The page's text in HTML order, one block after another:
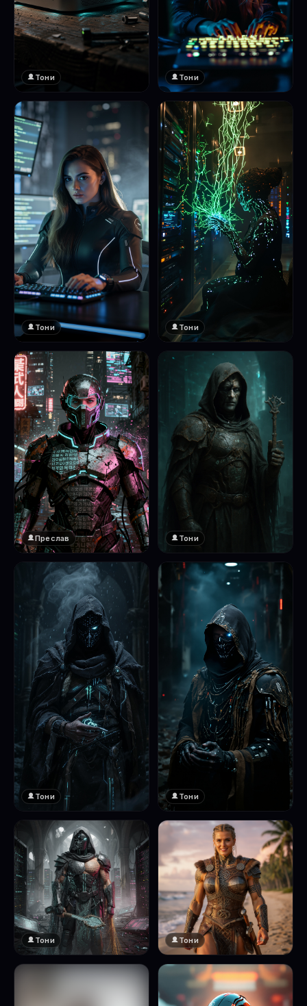
Тони
❤️
1
Тони
1
Тони
❤️
Тони
❤️
Преслав Тони
Тони Тони
Тони Тони